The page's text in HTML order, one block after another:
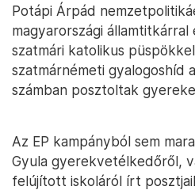
Potápi Árpád
magyarországi
szatmári katolikus
szatmárnémeti gyalogoshíd
számban posztoltak
Az EP kampányból sem
Gyula gyerekvetélkedőről,
felújított iskoláról írt